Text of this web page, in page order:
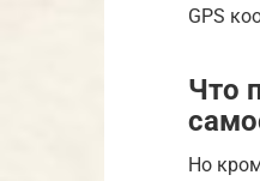
GPS
Что
Но